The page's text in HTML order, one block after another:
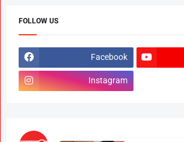
FOLLOW US
Facebook
Instagram